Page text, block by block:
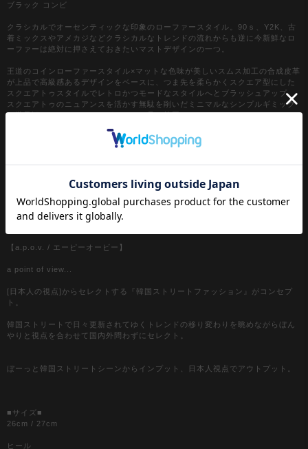
ブラック コンビ
クラシカルでオーセンティックな印象のローファースタイル。90ｓ、Y2K、古
着ミックスやアメカジなどクラシカルなトレンドの流れからも逆に今新鮮なロ
ーファーは絶対に押さえておきたいマストデザインの一つ。
王道のコインローファースタイル×マットな色味が美しいスムス加工の合成皮革
が上品で高級感あるデザインをベースに、つま先を柔らかくスクエア型にした
スクエアトゥスタイルでレトロかつモードなスタイルへとブラッシュアップ。
スクエアトゥのニュアンスを活かす無駄を削いだミニマルなシンプルギミック
も世界観にマッチしたエレガントな一足。韓国ストリートファッションの
ス、アメカジやワークスタイルなどのクラシックムードなスタイルはもちろ
ん、スケーター、ストリートスタイル、グランジといったカジュアル全般、さ
ブラック / 黒
ブラック×ホワイト / 黒×白
【a.p.o.v. / エーピーオービー】
a point of view...
[日本人の視点]からセレクトする『韓国ストリートファッション』がコンセプ
ト。
韓国ストリートで日々更新されてゆくトレンドの移り変わりを眺めながらぼん
やりと視点を合わせて国内外問わずにセレクト。
ぼーっと韓国ストリートシーンからインプット、日本人視点でアウトプット。
■サイズ■
26cm / 27cm
ヒール